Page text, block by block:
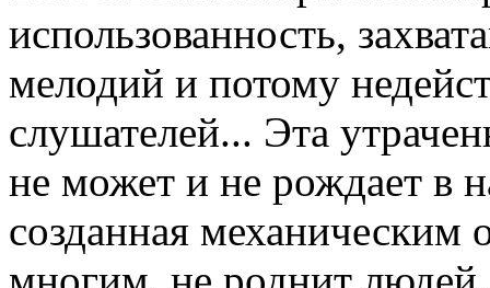
использованность,
мелодий и потому
слушателей... Эта
не может и не рождает в
созданная механическим